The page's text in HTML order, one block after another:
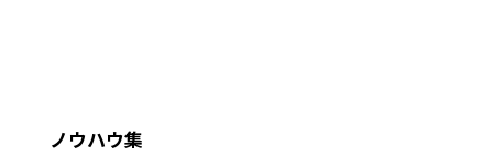
ノウハウ集